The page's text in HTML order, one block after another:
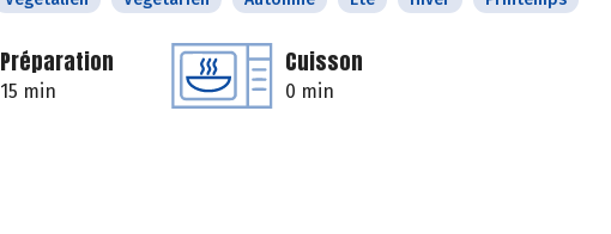
Préparation
15 min
Cuisson
0 min